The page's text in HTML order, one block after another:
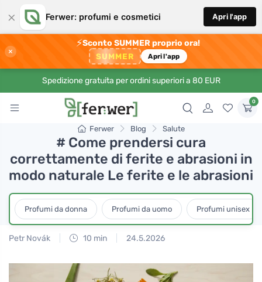
× Ferwer: profumi e cosmetici Apri l'app
×
⚡Sconto SUMMER proprio ora!
SUMMER Apri l'app
Spedizione gratuita per ordini superiori a 80 EUR
0
Ferwer Blog Salute
# Come prendersi cura
correttamente di ferite e abrasioni in
modo naturale Le ferite e le abrasioni
Profumi da donna Profumi da uomo Profumi unisex
Petr Novák 10 min 24.5.2026